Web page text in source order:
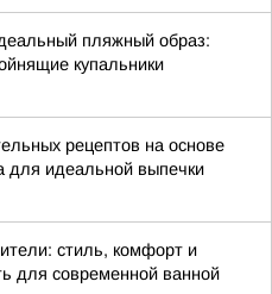
пляжный образ:
купальники
рецептов на основе
для идеальной выпечки
стиль, комфорт и
для современной ванной